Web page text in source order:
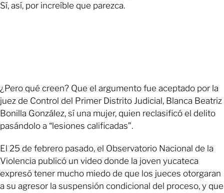
Sí, así, por increíble que parezca.
¿Pero qué creen? Que el argumento fue aceptado por la
juez de Control del Primer Distrito Judicial, Blanca Beatriz
Bonilla González, sí una mujer, quien reclasificó el delito
pasándolo a “lesiones calificadas”.
El 25 de febrero pasado, el Observatorio Nacional de la
Violencia publicó un video donde la joven yucateca
expresó tener mucho miedo de que los jueces otorgaran
a su agresor la suspensión condicional del proceso, y que